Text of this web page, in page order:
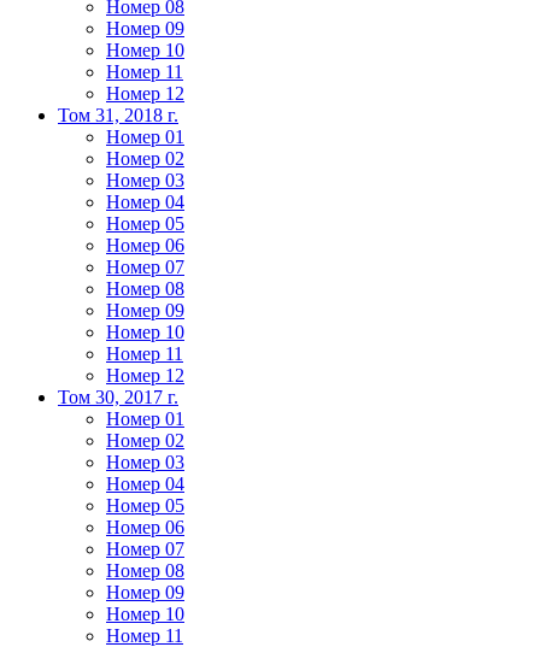
Номер 08
Номер 09
Номер 10
Номер 11
Номер 12
Том 31, 2018 г.
Номер 01
Номер 02
Номер 03
Номер 04
Номер 05
Номер 06
Номер 07
Номер 08
Номер 09
Номер 10
Номер 11
Номер 12
Том 30, 2017 г.
Номер 01
Номер 02
Номер 03
Номер 04
Номер 05
Номер 06
Номер 07
Номер 08
Номер 09
Номер 10
Номер 11